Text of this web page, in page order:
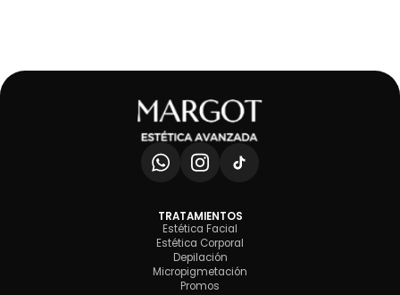
TRATAMIENTOS
Estética Facial
Estética Corporal
Depilación
Micropigmetación
Promos